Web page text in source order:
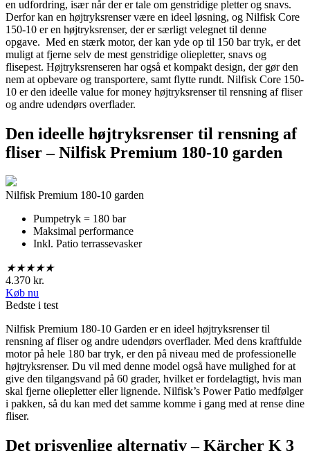
en udfordring, især når der er tale om genstridige pletter og snavs.
Derfor kan en højtryksrenser være en ideel løsning, og Nilfisk Core
150-10 er en højtryksrenser, der er særligt velegnet til denne
opgave. Med en stærk motor, der kan yde op til 150 bar tryk, er det
muligt at fjerne selv de mest genstridige oliepletter, snavs og
flisepest. Højtryksrenseren har også et kompakt design, der gør den
nem at opbevare og transportere, samt flytte rundt. Nilfisk Core 150-
10 er den ideelle value for money højtryksrenser til rensning af fliser
og andre udendørs overflader.
Den ideelle højtryksrenser til rensning af
fliser – Nilfisk Premium 180-10 garden
Nilfisk Premium 180-10 garden
Pumpetryk = 180 bar
Maksimal performance
Inkl. Patio terrassevasker
★★★★★
4.370 kr.
Køb nu
Bedste i test
Nilfisk Premium 180-10 Garden er en ideel højtryksrenser til
rensning af fliser og andre udendørs overflader. Med dens kraftfulde
motor på hele 180 bar tryk, er den på niveau med de professionelle
højtryksrenser. Du vil med denne model også have mulighed for at
give den tilgangsvand på 60 grader, hvilket er fordelagtigt, hvis man
skal fjerne oliepletter eller lignende. Nilfisk’s Power Patio medfølger
i pakken, så du kan med det samme komme i gang med at rense dine
fliser.
Det prisvenlige alternativ – Kärcher K 3